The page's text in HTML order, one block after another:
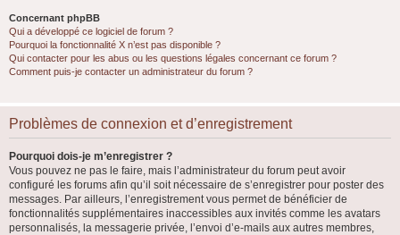
Concernant phpBB
Qui a développé ce logiciel de forum ?
Pourquoi la fonctionnalité X n’est pas disponible ?
Qui contacter pour les abus ou les questions légales concernant ce forum ?
Comment puis-je contacter un administrateur du forum ?
Problèmes de connexion et d’enregistrement
Pourquoi dois-je m’enregistrer ?
Vous pouvez ne pas le faire, mais l’administrateur du forum peut avoir
configuré les forums afin qu’il soit nécessaire de s’enregistrer pour poster des
messages. Par ailleurs, l’enregistrement vous permet de bénéficier de
fonctionnalités supplémentaires inaccessibles aux invités comme les avatars
personnalisés, la messagerie privée, l’envoi d’e-mails aux autres membres,